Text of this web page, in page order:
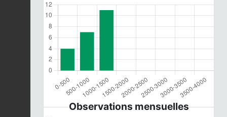
Observations mensuelles